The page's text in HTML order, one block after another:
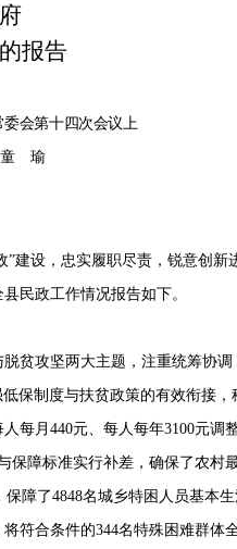
报告
会第十四次会议上
童 瑜
”建设，忠实履职尽责，锐意创新
民政工作情况报告如下。
贫攻坚两大主题，注重统筹协
保制度与扶贫政策的有效衔接
每月 440元、每人每年3100元调
障标准实行补差，确保了农村
保障了4848名城乡特困人员基本
符合条件的344名特殊困难群体